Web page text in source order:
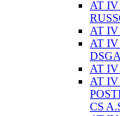
AT
AT IV
AT IV
DSGA
AT IV
AT IV
CS